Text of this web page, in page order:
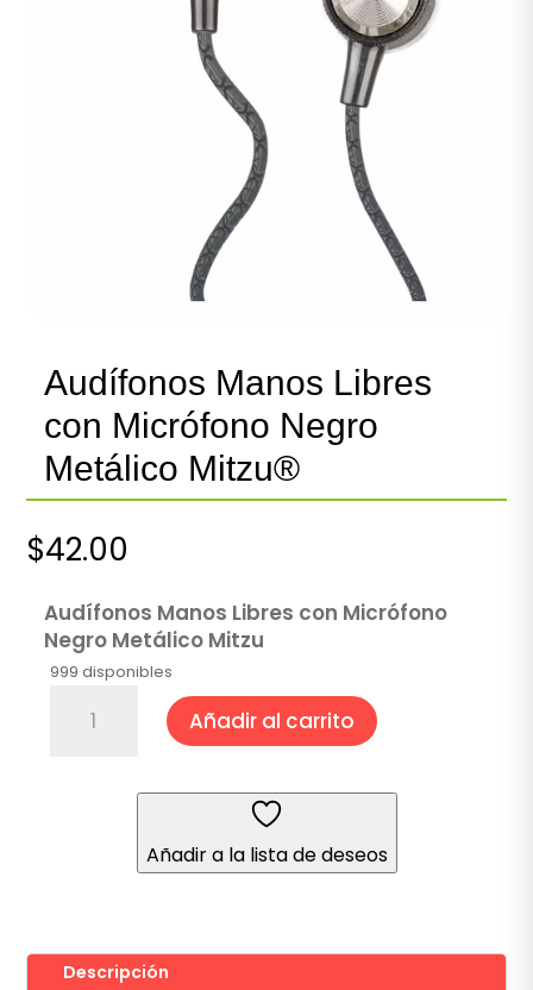
Audífonos Manos Libres
con Micrófono Negro
Metálico Mitzu®
$42.00
Audífonos Manos Libres con Micrófono
Negro Metálico Mitzu
999 disponibles
Manos
Añadir al carrito
Añadir a la lista de deseos
Descripción